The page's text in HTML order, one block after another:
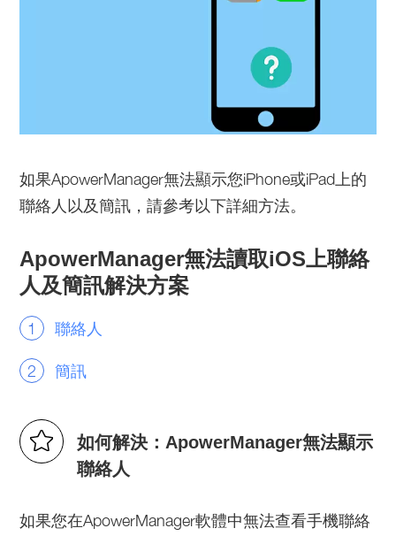
如果ApowerManager無法顯示您iPhone或iPad上的
聯絡人以及簡訊，請參考以下詳細方法。
ApowerManager無法讀取iOS上聯絡
人及簡訊解決方案
聯絡人
簡訊
如何解決：ApowerManager無法顯示
聯絡人
如果您在ApowerManager軟體中無法查看手機聯絡